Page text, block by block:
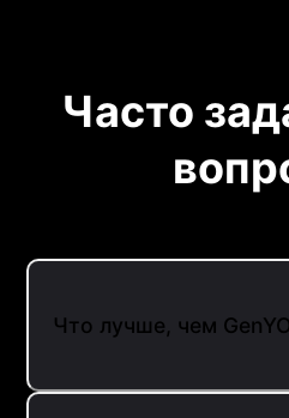
Часто
Что лучше, чем